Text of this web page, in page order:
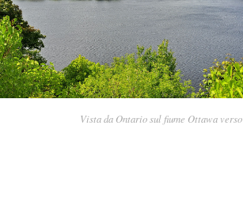
Vista da Ontario sul fiume Ottawa verso